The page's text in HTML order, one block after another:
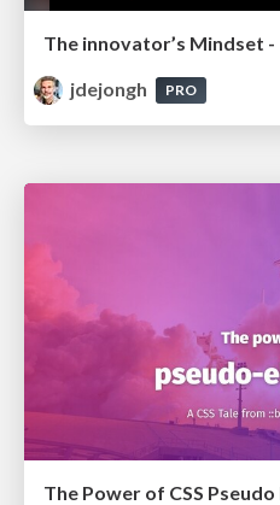
jdejongh
PRO
The Power of CSS